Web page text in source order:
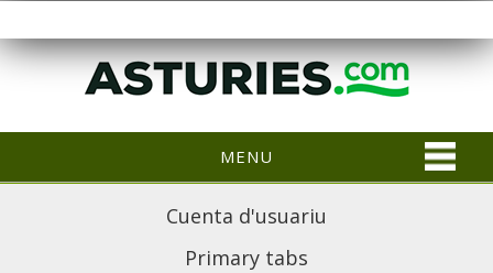
MENU
Cuenta d'usuariu
Primary tabs